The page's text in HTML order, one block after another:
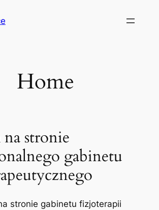
Home
stronie
gabinetu
stronie gabinetu fizjoterapii